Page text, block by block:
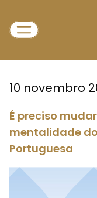
10 novembro
É preciso
mentalidade
Portuguesa